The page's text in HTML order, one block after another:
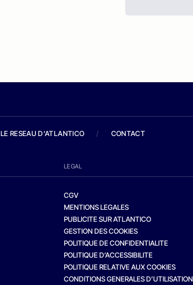
LE RESEAU D'ATLANTICO / CONTACT
LEGAL
CGV
MENTIONS LEGALES
PUBLICITE SUR ATLANTICO
GESTION DES COOKIES
POLITIQUE DE CONFIDENTIALITE
POLITIQUE D’ACCESSIBILITE
POLITIQUE RELATIVE AUX COOKIES
CONDITIONS GENERALES D’UTILISATION